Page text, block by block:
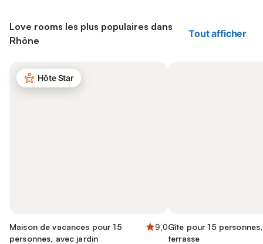
Love rooms les plus populaires dans
Rhône
Tout afficher
Hôte Star
Maison de vacances pour 15
personnes, avec jardin
9,0Gîte pour 15
terrasse